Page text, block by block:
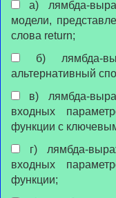
модели,
слова return;
альтернативный
входных
функции с
входных
функции;